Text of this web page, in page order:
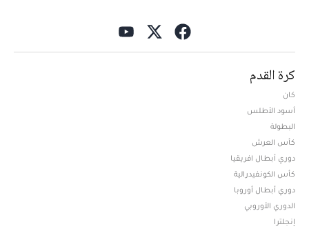
كرة القدم
كان
أسود الأطلس
البطولة
كأس العرش
دوري أبطال افريقيا
كأس الكونفيدرالية
دوري أبطال أوروبا
الدوري الأوروبي
إنجلترا